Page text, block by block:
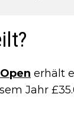
erhält
Jahr